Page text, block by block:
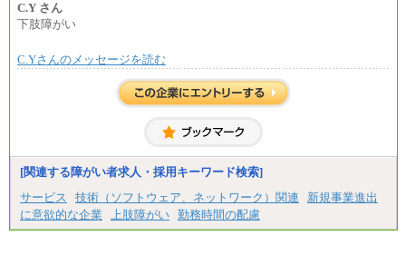
C.Y さん
下肢障がい
C.Yさんのメッセージを読む
[関連する障がい者求人・採用キーワード検索]
サービス
技術（ソフトウェア、ネットワーク）関連
新規事業進出
に意欲的な企業
上肢障がい 勤務時間の配慮